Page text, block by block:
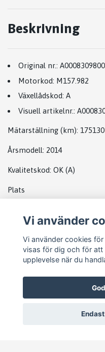
Beskrivning
Original nr.: A0008309800
Motorkod: M157.982
Växellådskod: A
Visuell artikelnr.:
Mätarställning (km): 175130
Årsmodell: 2014
Kvalitetskod: OK (A)
Plats
Vi använder
Vi använder cookies
visas för dig och för att
upplevelse när du